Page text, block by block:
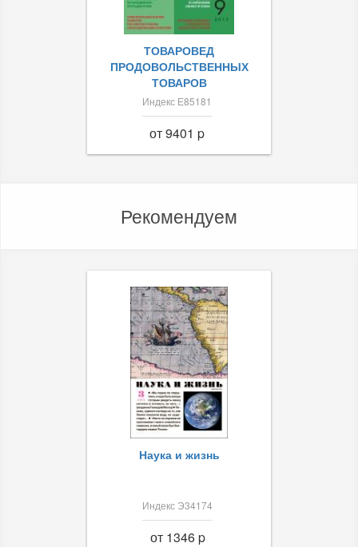
ТОВАРОВЕД
ПРОДОВОЛЬСТВЕННЫХ
ТОВАРОВ
Индекс Е85181
от 9401 p
Рекомендуем
Наука и жизнь
Индекс Э34174
от 1346 p